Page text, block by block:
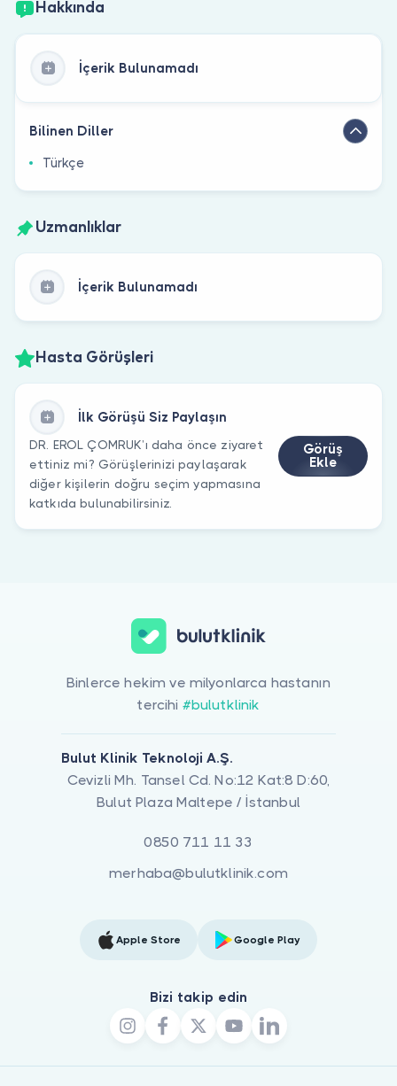
Hakkında
İçerik Bulunamadı
Bilinen Diller
Türkçe
Uzmanlıklar
İçerik Bulunamadı
Hasta Görüşleri
İlk Görüşü Siz Paylaşın
DR. EROL ÇOMRUK’ı daha önce ziyaret
ettiniz mi? Görüşlerinizi paylaşarak
diğer kişilerin doğru seçim yapmasına
katkıda bulunabilirsiniz.
Görüş
Ekle
Binlerce hekim ve milyonlarca hastanın
tercihi #bulutklinik
Bulut Klinik Teknoloji A.Ş.
Cevizli Mh. Tansel Cd. No:12 Kat:8 D:60,
Bulut Plaza Maltepe / İstanbul
0850 711 11 33
merhaba@bulutklinik.com
Apple Store Google Play
Bizi takip edin